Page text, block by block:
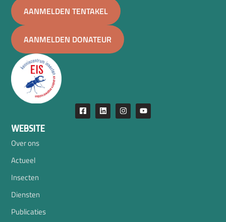
AANMELDEN TENTAKEL
AANMELDEN DONATEUR
WEBSITE
Over ons
Actueel
Insecten
Diensten
Publicaties